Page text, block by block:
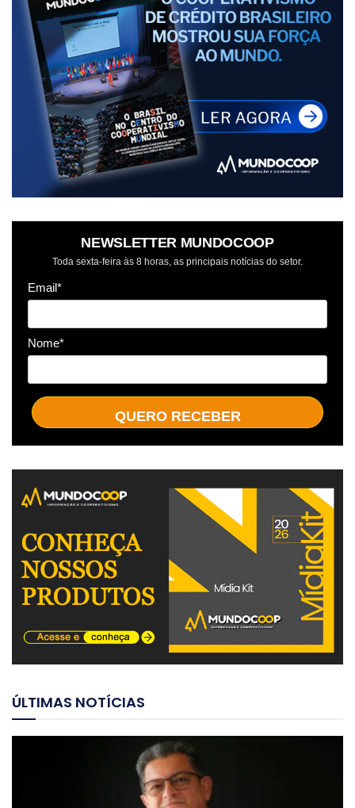
NEWSLETTER MUNDOCOOP
Toda sexta-feira às 8 horas, as principais notícias do setor.
Email*
Nome*
QUERO RECEBER
ÚLTIMAS NOTÍCIAS